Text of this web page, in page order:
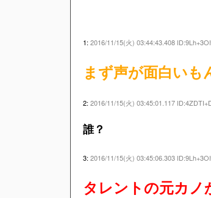
1: 2016/11/15(火) 03:44:43.408
まず声が面白いも
2: 2016/11/15(火) 03:45:01.117
誰？
3: 2016/11/15(火) 03:45:06.303
タレントの元カノ